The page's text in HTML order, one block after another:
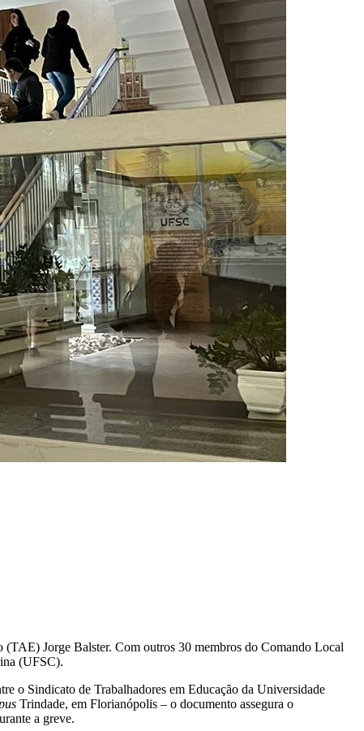
(TAE) Jorge Balster. Com outros 30 membros do Comando Local
(UFSC).
o Sindicato de Trabalhadores em Educação da Universidade
Trindade, em Florianópolis – o documento assegura o
a greve.